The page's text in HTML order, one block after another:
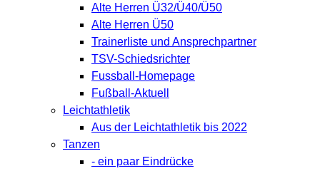
Alte Herren Ü32/Ü40/Ü50
Alte Herren Ü50
Trainerliste und Ansprechpartner
TSV-Schiedsrichter
Fussball-Homepage
Fußball-Aktuell
Leichtathletik
Aus der Leichtathletik bis 2022
Tanzen
- ein paar Eindrücke